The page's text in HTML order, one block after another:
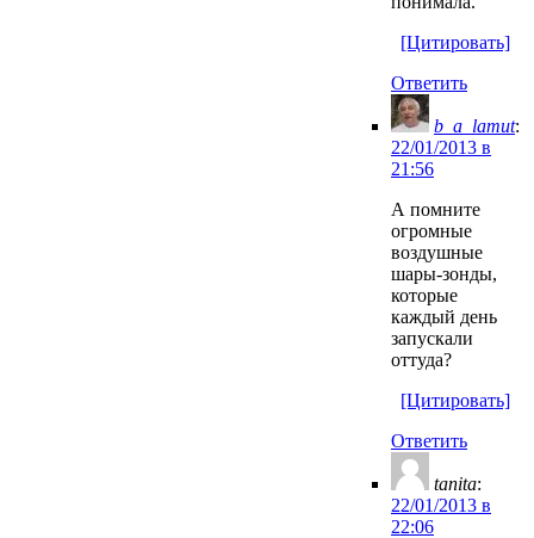
[Цитировать]
Ответить
b_a_lamut:
22/01/2013 в
21:56
А помните
огромные
воздушные
шары-зонды,
которые
каждый день
запускали
оттуда?
[Цитировать]
Ответить
tanita:
22/01/2013 в
22:06